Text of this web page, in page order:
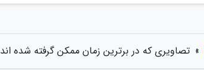
» تصاویری که در برترین زمان ممکن گرفته شده اند